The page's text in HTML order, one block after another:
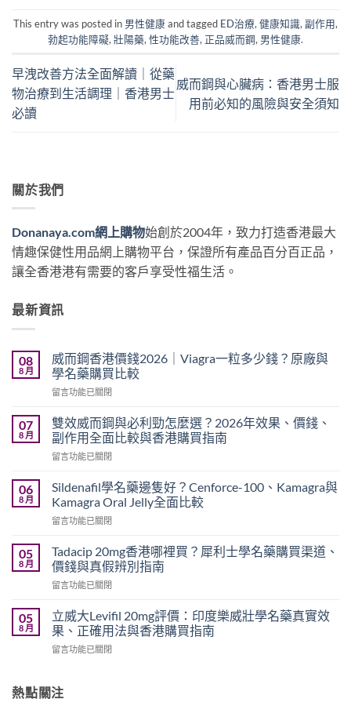
This entry was posted in 男性健康and tagged ED治療, 健康知識, 副作用,
勃起功能障礙, 壯陽藥, 性功能改善, 正品威而鋼, 男性健康.
早洩改善方法全面解讀｜從藥
物治療到生活調理｜香港男士
必讀
威而鋼與心臟病：香港男士服
用前必知的風險與安全須知
關於我們
Donanaya.com網上購物始創於2004年，致力打造香港最大
情趣保健性用品網上購物平台，保證所有產品百分百正品，
讓全香港港有需要的客戶享受性福生活。
最新資訊
08
8 月
威而鋼香港價錢2026｜Viagra一粒多少錢？原廠與
學名藥購買比較
在
而
鋼
香
港
錢
2026
Viagra
粒
多
錢？
廠
與
學
購
買
留言功能已關閉
07
8 月
雙效威而鋼與必利勁怎麼選？2026年效果、價錢、
副作用全面比較與香港購買指南
在
效
威
而
鋼
必
利
勁
怎
選？
2026
效
錢、
留言功能已關閉
06
8 月
Sildenafil學名藥邊隻好？Cenforce-100、Kamagra與
Kamagra Oral Jelly全面比較
在
學
名
藥
邊
好？
Cenforce-
100、
Kamagra
Oral
留言功能已關閉
05
8 月
Tadacip 20mg香港哪裡買？犀利士學名藥購買渠道、
價錢與真假辨別指南
在
20mg
香
港
哪
犀
留言功能已關閉
05
8 月
立威大Levifil 20mg評價：印度樂威壯學名藥真實效
果、正確用法與香港購買指南
在
大
留言功能已關閉
熱點關注